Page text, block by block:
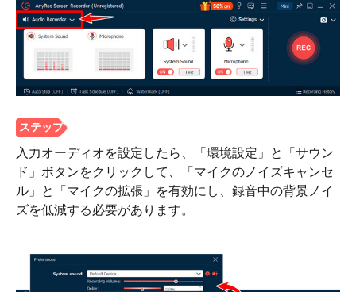
入力オーディオを設定したら、「環境設定」と「サウン
ド」ボタンをクリックして、「マイクのノイズキャンセ
ル」と「マイクの拡張」を有効にし、録音中の背景ノイ
ズを低減する必要があります。